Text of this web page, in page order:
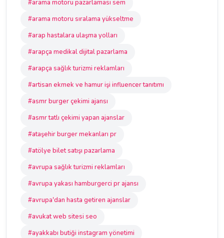
#arama motoru pazarlaması sem
#arama motoru sıralama yükseltme
#arap hastalara ulaşma yolları
#arapça medikal dijital pazarlama
#arapça sağlık turizmi reklamları
#artisan ekmek ve hamur işi influencer tanıtımı
#asmr burger çekimi ajansı
#asmr tatlı çekimi yapan ajanslar
#ataşehir burger mekanları pr
#atölye bilet satışı pazarlama
#avrupa sağlık turizmi reklamları
#avrupa yakası hamburgerci pr ajansı
#avrupa'dan hasta getiren ajanslar
#avukat web sitesi seo
#ayakkabı butiği instagram yönetimi